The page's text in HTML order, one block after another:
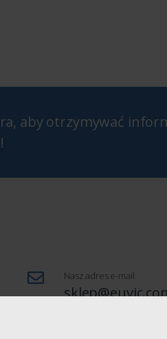
aby otrzymywać
Nasz adres e-mail